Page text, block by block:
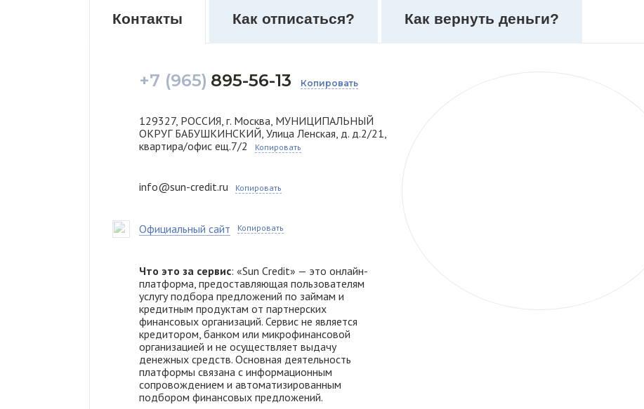
Контакты Как отписаться? Как вернуть деньги?
+7 (965) 895-56-13 Копировать
129327, РОССИЯ, г. Москва, МУНИЦИПАЛЬНЫЙ
ОКРУГ БАБУШКИНСКИЙ, Улица Ленская, д. д.2/21,
квартира/офис ещ.7/2
Копировать
info@sun-credit.ru Копировать
Официальный сайт Копировать
Что это за сервис: «Sun Credit» — это онлайн-
платформа, предоставляющая пользователям
услугу подбора предложений по займам и
кредитным продуктам от партнерских
финансовых организаций. Сервис не является
кредитором, банком или микрофинансовой
организацией и не осуществляет выдачу
денежных средств. Основная деятельность
платформы связана с информационным
сопровождением и автоматизированным
подбором финансовых предложений.